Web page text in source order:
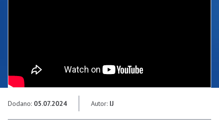
Dodano: 05.07.2024 Autor: IJ